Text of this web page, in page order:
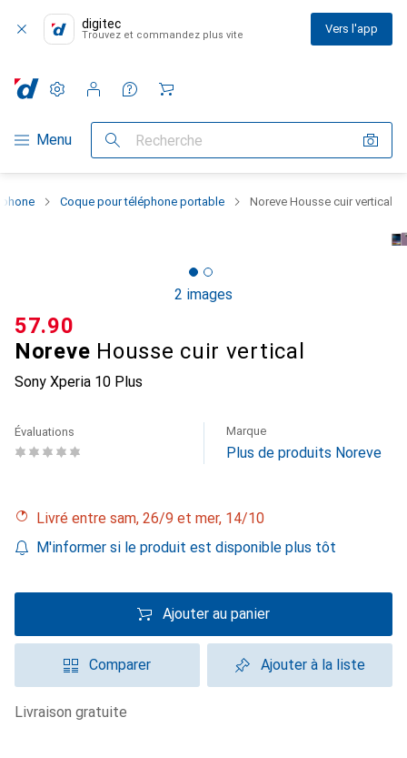
digitec
Trouvez et commandez plus vite Vers l'app
Navigation par catégorie
Menu Recherche
Paramètres
Compte client
Listes de comparaison
Listes d'envies
Panier
Coque pour téléphone portable Noreve Housse cuir vertical
2 images
Noreve Housse cuir vertical
Sony Xperia 10 Plus
CHF
57.90
Évaluations Marque
Plus de produits Noreve
Livré entre sam, 26/9 et mer, 14/10
M'informer si le produit est disponible plus tôt
Ajouter au panier
Comparer Ajouter à la liste
livraison gratuite